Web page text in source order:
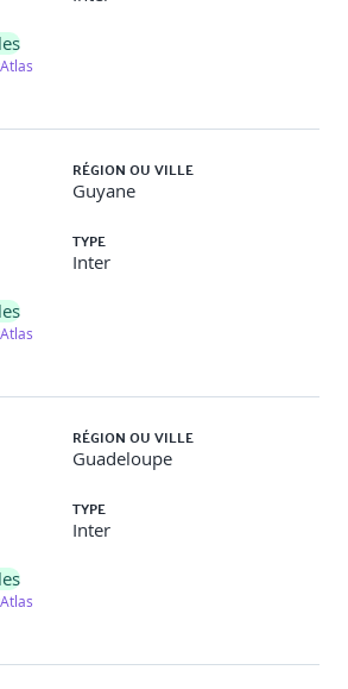
référentiel éco-responsable.
RÉGION OU VILLE
Guyane
TYPE
Inter
RÉGION OU VILLE
Guadeloupe
TYPE
Inter